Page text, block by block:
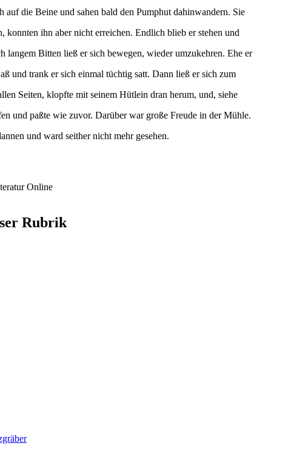
auf die Beine und sahen bald den Pumphut dahinwandern. Sie
konnten ihn aber nicht erreichen. Endlich blieb er stehen und
langem Bitten ließ er sich bewegen, wieder umzukehren. Ehe er
und trank er sich einmal tüchtig satt. Dann ließ er sich zum
Seiten, klopfte mit seinem Hütlein dran herum, und, siehe
und paßte wie zuvor. Darüber war große Freude in der Mühle.
und ward seither nicht mehr gesehen.
Online
Rubrik